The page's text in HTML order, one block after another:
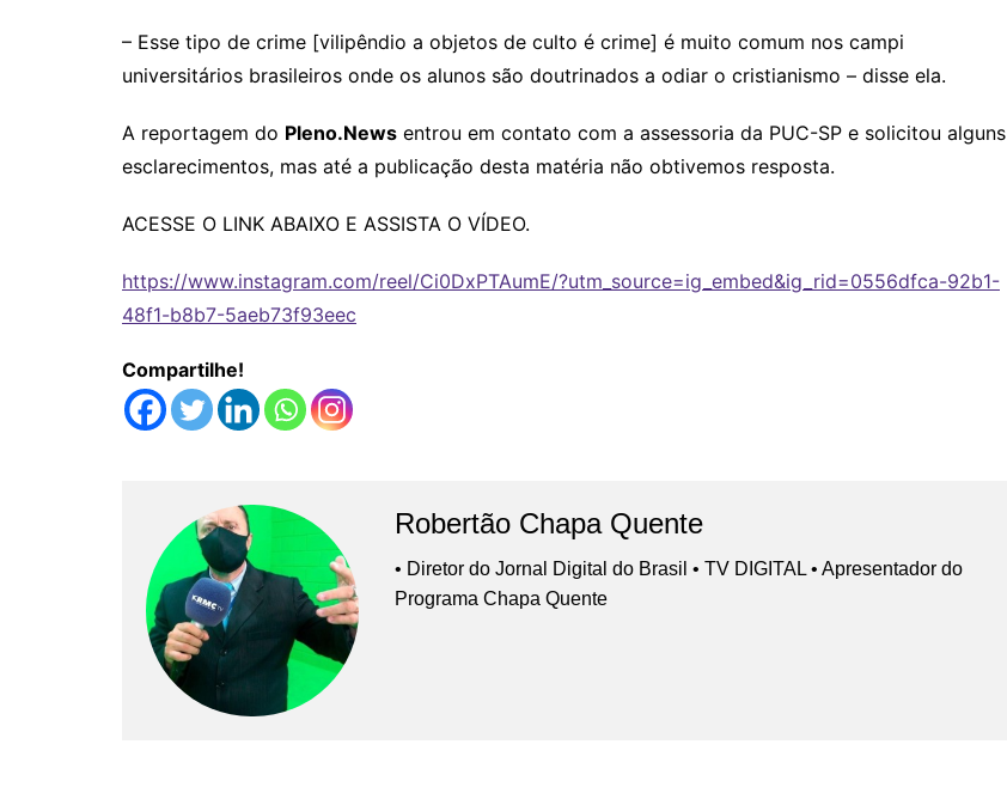
– Esse tipo de crime [vilipêndio a objetos de culto é crime] é muito comum nos campi
universitários brasileiros onde os alunos são doutrinados a odiar o cristianismo – disse ela.
A reportagem do Pleno.News entrou em contato com a assessoria da PUC-SP e solicitou alguns
esclarecimentos, mas até a publicação desta matéria não obtivemos resposta.
ACESSE O LINK ABAIXO E ASSISTA O VÍDEO.
https://www.instagram.com/reel/Ci0DxPTAumE/?utm_source=ig_embed&ig_rid=0556dfca-92b1-
48f1-b8b7-5aeb73f93eec
Compartilhe!
Robertão Chapa Quente
• Diretor do Jornal Digital do Brasil • TV DIGITAL • Apresentador do
Programa Chapa Quente